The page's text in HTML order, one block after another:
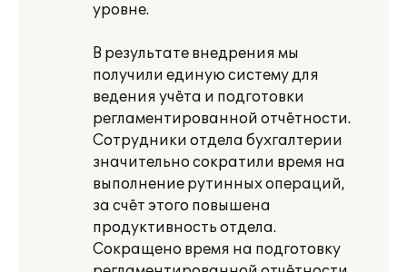
уровне.
В результате внедрения мы
получили единую систему для
ведения учёта и подготовки
регламентированной отчётности.
Сотрудники отдела бухгалтерии
значительно сократили время на
выполнение рутинных операций,
за счёт этого повышена
продуктивность отдела.
Сокращено время на подготовку